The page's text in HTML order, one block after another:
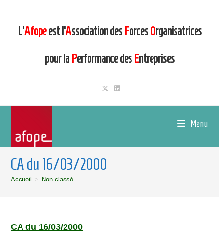
L’Afopeest l’Association des ForcesOrganisatrices
pour la Performance des Entreprises
Menu
CA du 16/03/2000
Accueil > Non classé
CA du 16/03/2000